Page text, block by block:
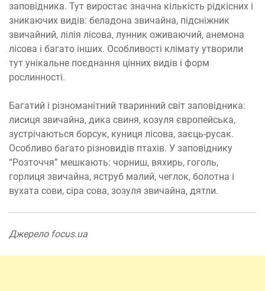
заповідника. Тут виростає значна кількість рідкісних і
зникаючих видів: беладона звичайна, підсніжник
звичайний, лілія лісова, лунник оживаючий, анемона
лісова і багато інших. Особливості клімату утворили
тут унікальне поєднання цінних видів і форм
рослинності.
Багатий і різноманітний тваринний світ заповідника:
лисиця звичайна, дика свиня, козуля європейська,
зустрічаються борсук, куниця лісова, заєць-русак.
Особливо багато різновидів птахів. У заповіднику
“Розточчя” мешкають: чорниш, вяхирь, гоголь,
горлиця звичайна, яструб малий, чеглок, болотна і
вухата сови, сіра сова, зозуля звичайна, дятли.
Джерело focus.ua